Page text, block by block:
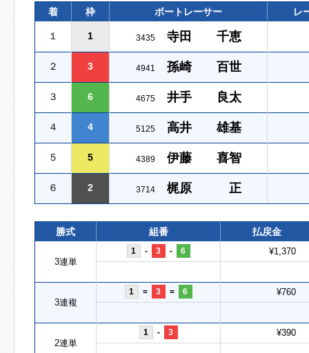
着 枠 ボートレーサー レ
１ 1 3435 寺田 千恵
２ 3 4941 孫崎 百世
３ 6 4675 井手 良太
４ 4 5125 高井 雄基
５ 5 4389 伊藤 喜智
６ 2 3714 梶原 正
勝式 組番 払戻金
3連単
1 - 3 - 6 ¥1,370
3連複
1 = 3 = 6 ¥760
2連単
1 - 3 ¥390